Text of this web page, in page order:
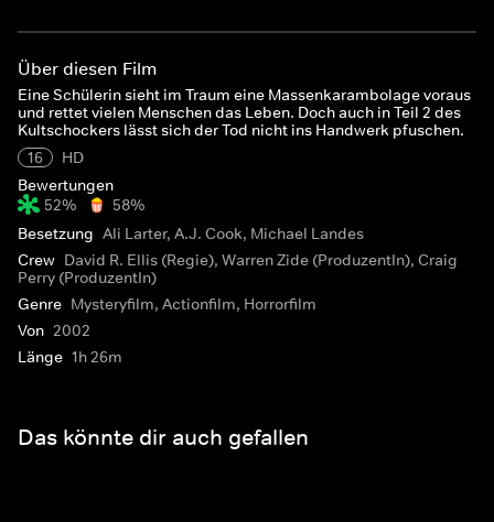
Über diesen Film
Eine Schülerin sieht im Traum eine Massenkarambolage voraus
und rettet vielen Menschen das Leben. Doch auch in Teil 2 des
Kultschockers lässt sich der Tod nicht ins Handwerk pfuschen.
16
HD
Bewertungen
52%
58%
Besetzung Ali Larter, A.J. Cook, Michael Landes
Crew David R. Ellis (Regie), Warren Zide (ProduzentIn), Craig
Perry (ProduzentIn)
Genre Mysteryfilm, Actionfilm, Horrorfilm
Von 2002
Länge 1h 26m
Das könnte dir auch gefallen